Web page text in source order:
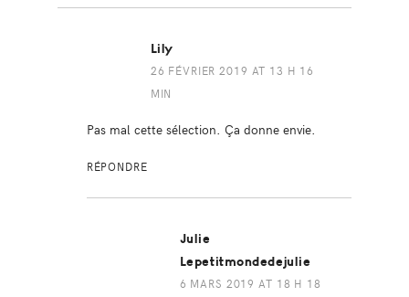
Lily
26 FÉVRIER 2019 AT 13 H 16
MIN
Pas mal cette sélection. Ça donne envie.
RÉPONDRE
Julie
Lepetitmondedejulie
6 MARS 2019 AT 18 H 18